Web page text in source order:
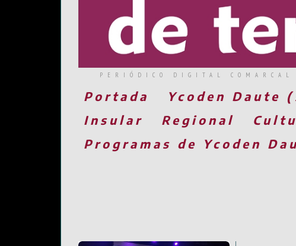
PERIÓDICO DIGITAL
Portada Ycoden Daute
Insular
Regional
Programas de Ycoden